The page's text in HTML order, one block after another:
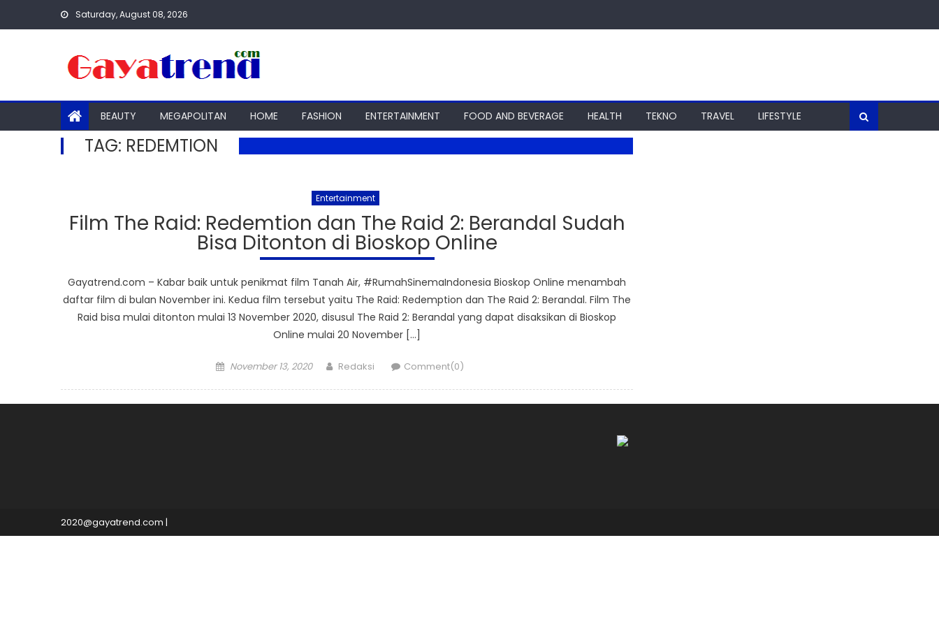
Saturday, August 08, 2026
BEAUTY MEGAPOLITAN HOME FASHION ENTERTAINMENT FOOD AND BEVERAGE HEALTH TEKNO TRAVEL LIFESTYLE
TAG: REDEMTION
Entertainment
Film The Raid: Redemtion dan The Raid 2: Berandal Sudah
Bisa Ditonton di Bioskop Online
Gayatrend.com – Kabar baik untuk penikmat film Tanah Air, #RumahSinemaIndonesia Bioskop Online menambah
daftar film di bulan November ini. Kedua film tersebut yaitu The Raid: Redemption dan The Raid 2: Berandal. Film The
Raid bisa mulai ditonton mulai 13 November 2020, disusul The Raid 2: Berandal yang dapat disaksikan di Bioskop
Online mulai 20 November […]
Posted
November 13, 2020 Author
Redaksi Comment(0)
2020@gayatrend.com |